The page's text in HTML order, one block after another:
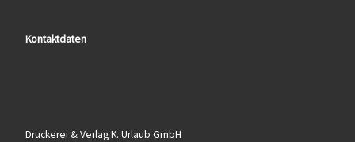
Kontaktdaten
Druckerei & Verlag K. Urlaub GmbH